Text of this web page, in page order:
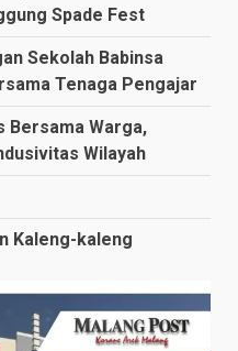
Spade Fest
Sekolah Babinsa
Tenaga Pengajar
Bersama Warga,
Wilayah
Kaleng-kaleng